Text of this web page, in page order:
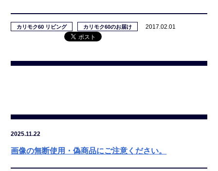
カリモク60 リビング カリモク60のお届け 2017.02.01
2025.11.22
画像の無断使用・偽商品にご注意ください。